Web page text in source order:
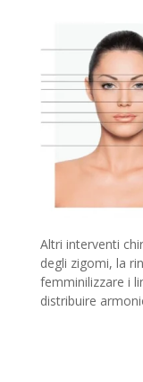
Altri interventi
degli zigomi, la
femminilizzare i
distribuire